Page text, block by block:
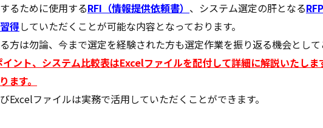
るために使用するRFI（情報提供依頼書） 、システム選定の肝となる
得していただくことが可能な内容となっております。
方は勿論、今まで選定を経験された方も選定作業を振り返る機会として
ント、システム比較表はExcelファイルを配付して詳細に解説いたし
ます。
ファイルは実務で活用していただくことができます。